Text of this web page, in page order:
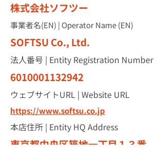
株式会社ソフツー
事業者名(EN) | Operator Name (EN)
SOFTSU Co., Ltd.
法人番号 | Entity Registration Number
6010001132942
ウェブサイトURL | Website URL
https://www.softsu.co.jp
本店​住所 | Entity HQ Address
東京都中央区築地一丁目１３番